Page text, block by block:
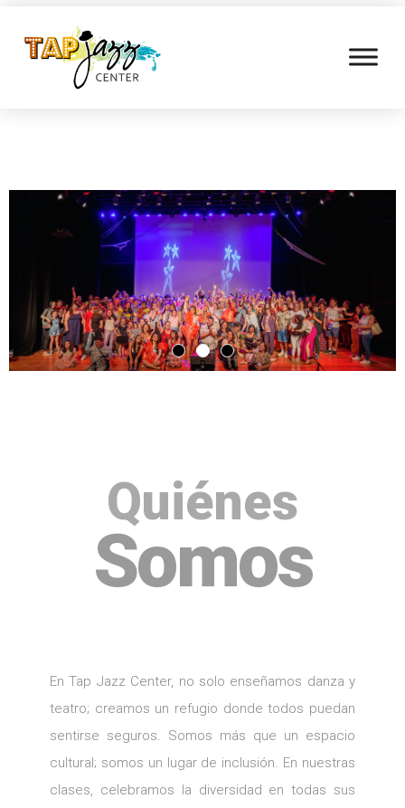
Quiénes
Somos
En Tap Jazz Center, no solo enseñamos danza y
teatro; creamos un refugio donde todos puedan
sentirse seguros. Somos más que un espacio
cultural; somos un lugar de inclusión. En nuestras
clases, celebramos la diversidad en todas sus